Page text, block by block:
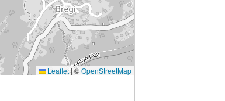
Leaflet|©OpenStreetMap